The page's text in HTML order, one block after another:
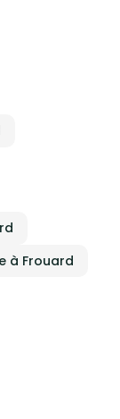
à Frouard